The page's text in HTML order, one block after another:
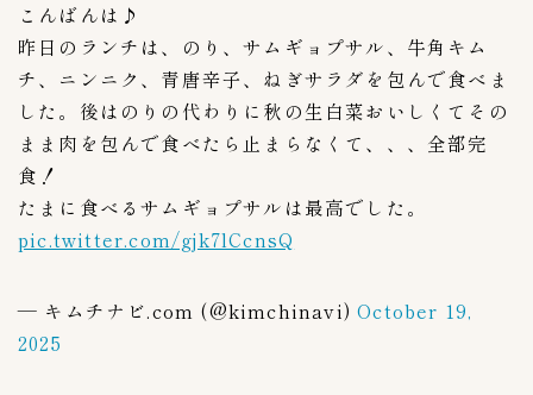
こんばんは♪
昨日のランチは、のり、サムギョプサル、牛角キム
チ、ニンニク、青唐辛子、ねぎサラダを包んで食べま
した。後はのりの代わりに秋の生白菜おいしくてその
まま肉を包んで食べたら止まらなくて、、、全部完
食！
たまに食べるサムギョプサルは最高でした。
pic.twitter.com/gjk7lCcnsQ
— キムチナビ.com (@kimchinavi)October 19,
2025